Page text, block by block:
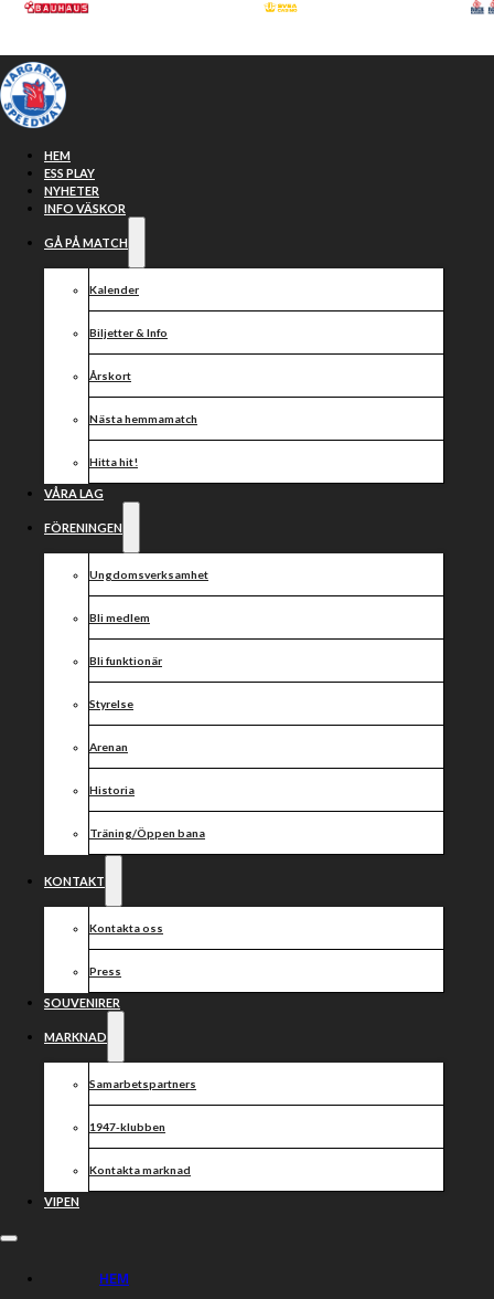
Hoppa till huvudinnehåll
HEM
ESS PLAY
NYHETER
INFO VÄSKOR
GÅ PÅ MATCH
Kalender
Biljetter & Info
Årskort
Nästa hemmamatch
Hitta hit!
VÅRA LAG
FÖRENINGEN
Ungdomsverksamhet
Bli medlem
Bli funktionär
Styrelse
Arenan
Historia
Träning/Öppen bana
KONTAKT
Kontakta oss
Press
SOUVENIRER
MARKNAD
Samarbetspartners
1947-klubben
Kontakta marknad
VIPEN
HEM
Sverigedemokraterna